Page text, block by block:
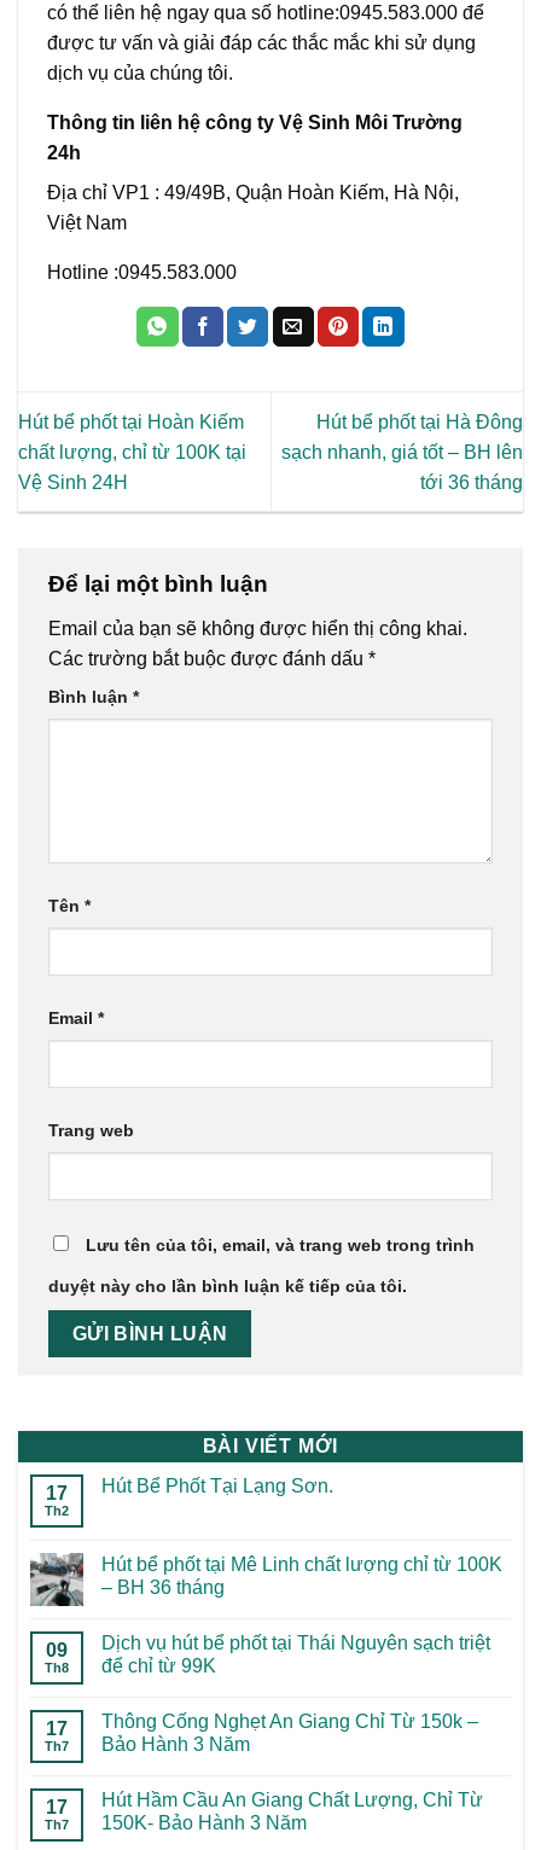
có thể liên hệ ngay qua số hotline:0945.583.000 để
được tư vấn và giải đáp các thắc mắc khi sử dụng
dịch vụ của chúng tôi.
Thông tin liên hệ công ty Vệ Sinh Môi Trường
24h
Địa chỉ VP1 : 49/49B, Quận Hoàn Kiếm, Hà Nội,
Việt Nam
Hotline :0945.583.000
Hút bể phốt tại Hoàn Kiếm
chất lượng, chỉ từ 100K tại
Vệ Sinh 24H
Hút bể phốt tại Hà Đông
sạch nhanh, giá tốt – BH lên
tới 36 tháng
Để lại một bình luận
Email của bạn sẽ không được hiển thị công khai.
Các trường bắt buộc được đánh dấu *
Bình luận *
Tên *
Email *
Trang web
Lưu tên của tôi, email, và trang web trong trình
duyệt này cho lần bình luận kế tiếp của tôi.
BÀI VIẾT MỚI
17
Th2
Hút Bể Phốt Tại Lạng Sơn.
Hút bể phốt tại Mê Linh chất lượng chỉ từ 100K
– BH 36 tháng
09
Th8
Dịch vụ hút bể phốt tại Thái Nguyên sạch triệt
để chỉ từ 99K
17
Th7
Thông Cống Nghẹt An Giang Chỉ Từ 150k –
Bảo Hành 3 Năm
17
Th7
Hút Hầm Cầu An Giang Chất Lượng, Chỉ Từ
150K- Bảo Hành 3 Năm